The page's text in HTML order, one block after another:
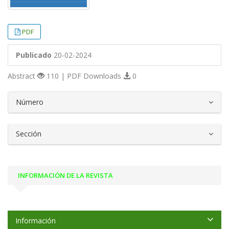
PDF
Publicado 20-02-2024
Abstract 110 | PDF Downloads 0
Número
Sección
INFORMACIÓN DE LA REVISTA
Información